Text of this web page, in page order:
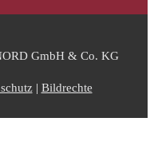
GmbH & Co. KG
| Bildrechte